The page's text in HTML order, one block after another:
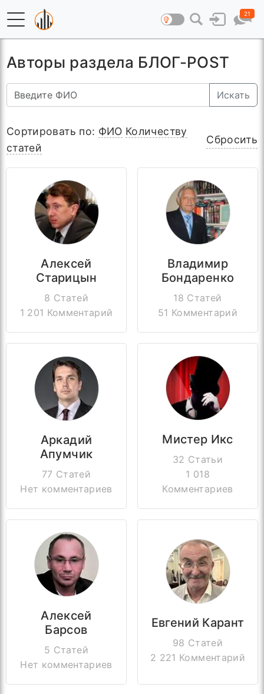
21
Авторы раздела БЛОГ-POST
Искать
Сортировать по: ФИО Количеству
статей
Сбросить
Алексей
Старицын
8 Статей
1 201 Комментарий
Владимир
Бондаренко
18 Статей
51 Комментарий
Аркадий
Апумчик
77 Статей
Нет комментариев
Мистер Икс
32 Статьи
1 018
Комментариев
Алексей
Барсов
5 Статей
Нет комментариев
Евгений Карант
98 Статей
2 221 Комментарий